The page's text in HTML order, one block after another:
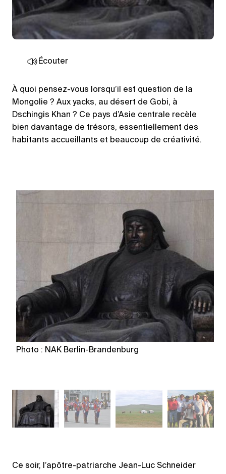
Écouter
À quoi pensez-vous lorsqu’il est question de la
Mongolie ? Aux yacks, au désert de Gobi, à
Dschingis Khan ? Ce pays d’Asie centrale recèle
bien davantage de trésors, essentiellement des
habitants accueillants et beaucoup de créativité.
Photo : NAK Berlin-Brandenburg
Ce soir, l’apôtre-patriarche Jean-Luc Schneider